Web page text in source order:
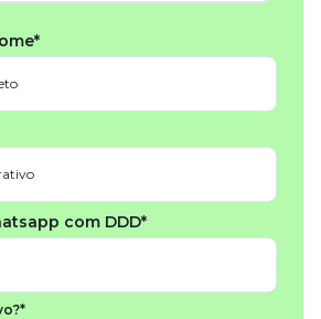
com DDD*